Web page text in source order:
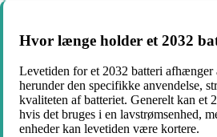
Hvor længe holder et 2032
Levetiden for et 2032 batteri afhænger
herunder den specifikke anvendelse,
kvaliteten af batteriet. Generelt kan et
hvis det bruges i en lavstrømsenhed,
enheder kan levetiden være kortere.